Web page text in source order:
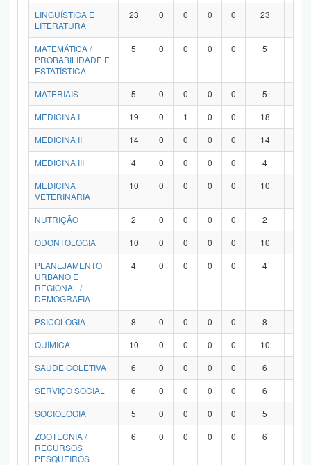
LINGUÍSTICA E
LITERATURA
23 0 0 0 0 23
MATEMÁTICA /
PROBABILIDADE E
ESTATÍSTICA
5 0 0 0 0 5
MATERIAIS 5 0 0 0 0 5
MEDICINA I
19 0 1 0 0 18
MEDICINA II
14 0 0 0 0 14
MEDICINA III
4 0 0 0 0 4
MEDICINA
VETERINÁRIA
10 0 0 0 0 10
NUTRIÇÃO 2 0 0 0 0 2
ODONTOLOGIA
10 0 0 0 0 10
PLANEJAMENTO
URBANO E
REGIONAL /
DEMOGRAFIA
4 0 0 0 0 4
PSICOLOGIA 8 0 0 0 0 8
QUÍMICA
10 0 0 0 0 10
SAÚDE COLETIVA
6 0 0 0 0 6
SERVIÇO SOCIAL
6 0 0 0 0 6
SOCIOLOGIA
5 0 0 0 0 5
ZOOTECNIA /
RECURSOS
PESQUEIROS
6 0 0 0 0 6